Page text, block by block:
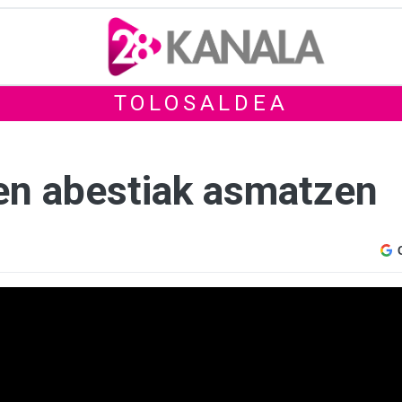
TOLOSALDEA
abestiak asmatzen